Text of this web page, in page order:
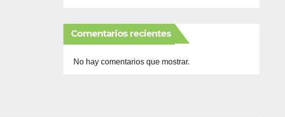
Comentarios recientes
No hay comentarios que mostrar.